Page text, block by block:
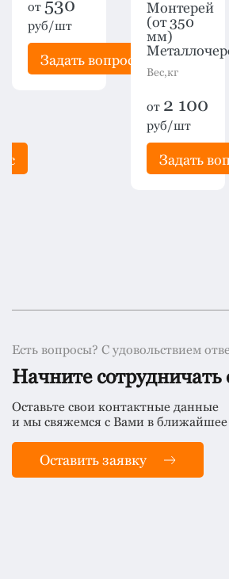
от 530
руб/шт
Задать вопрос
Монтерей
(от 350
мм)
Вес,кг
от 2 100
руб/шт
Задать
Есть вопросы? С удовольствием
Начните сотрудничать
Оставьте свои контактные данные
и мы свяжемся с Вами в ближайшее
Оставить заявку